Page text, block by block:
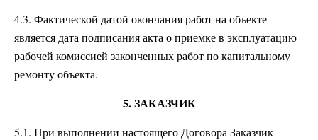
4.3. Фактической датой окончания работ на объекте
является дата подписания акта о приемке в эксплуатацию
рабочей комиссией законченных работ по капитальному
ремонту объекта.
5. ЗАКАЗЧИК
5.1. При выполнении настоящего Договора Заказчик